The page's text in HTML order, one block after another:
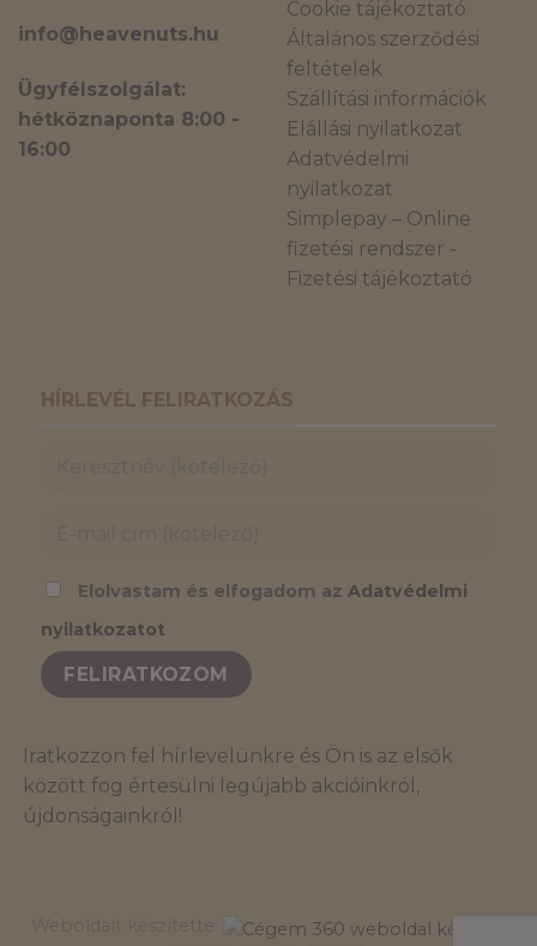
info@heavenuts.hu
Ügyfélszolgálat:
hétköznaponta 8:00 -
16:00
Cookie tájékoztató
Általános szerződési
feltételek
Szállítási információk
Elállási nyilatkozat
Adatvédelmi
nyilatkozat
Simplepay – Online
fizetési rendszer -
Fizetési tájékoztató
HÍRLEVÉL FELIRATKOZÁS
Elolvastam és elfogadom az Adatvédelmi
nyilatkozatot
Iratkozzon fel hírlevelünkre és Ön is az elsők
között fog értesülni legújabb akcióinkról,
újdonságainkról!